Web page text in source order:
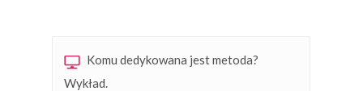
Komu dedykowana jest metoda?
Wykład.